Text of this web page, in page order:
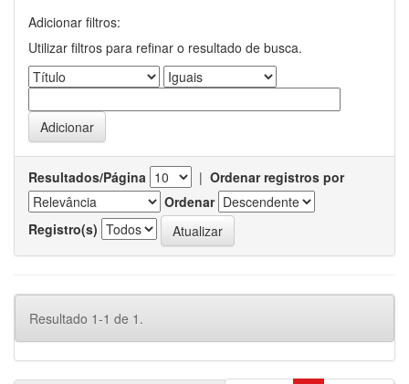
Adicionar filtros:
Utilizar filtros para refinar o resultado de busca.
Resultados/Página | Ordenar registros por
Ordenar
Registro(s)
Resultado 1-1 de 1.